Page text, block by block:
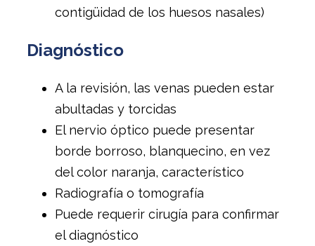
contigüidad de los huesos nasales)
Diagnóstico
A la revisión, las venas pueden estar
abultadas y torcidas
El nervio óptico puede presentar
borde borroso, blanquecino, en vez
del color naranja, característico
Radiografía o tomografía
Puede requerir cirugía para confirmar
el diagnóstico